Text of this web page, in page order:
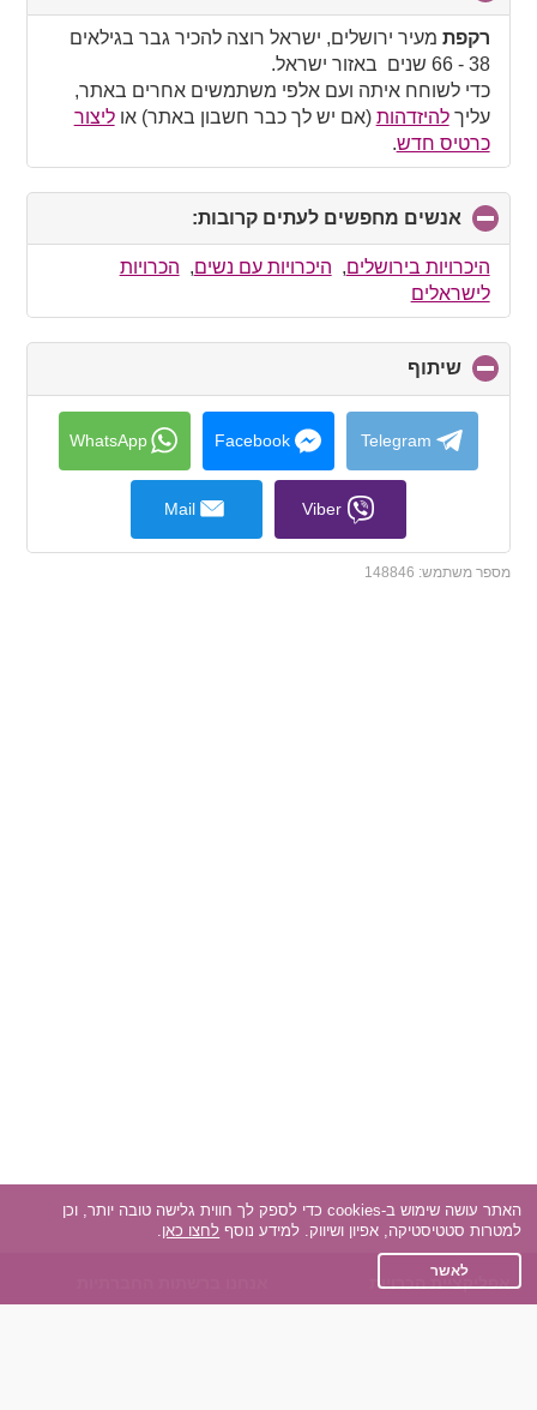
to
collapse
contents
רקפת מעיר ירושלים, ישראל רוצה להכיר גבר בגילאים
38 - 66 שנים באזור ישראל.
כדי לשוחח איתה ועם אלפי משתמשים אחרים באתר,
עליךלהיזדהות (אם יש לך כבר חשבון באתר) אוליצור
כרטיס חדש.
אנשים מחפשים לעתים קרובות:
to
collapse
היכרויות בירושלים, היכרויות עם נשים, הכרויות
לישראלים
שיתוף
to
collapse
contents
Telegram
Facebook
WhatsApp
Viber
Mail
מספר משתמש: 148846
אפליקציית הכרויות
האתר עושה שימוש ב-cookies כדי לספק לך חווית גלישה טובה יותר, וכן
למטרות סטטיסטיקה, אפיון ושיווק. למידע נוסף לחצו כאן.
לאשר